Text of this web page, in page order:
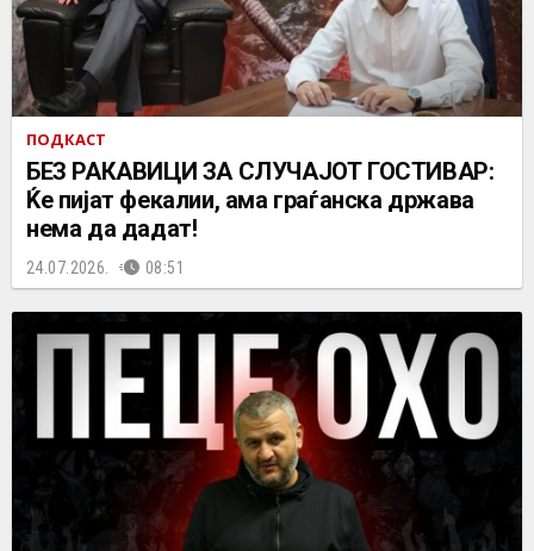
ПОДКАСТ
БЕЗ РАКАВИЦИ ЗА СЛУЧАЈОТ ГОСТИВАР:
Ќе пијат фекалии, ама граѓанска држава
нема да дадат!
24.07.2026. 08:51